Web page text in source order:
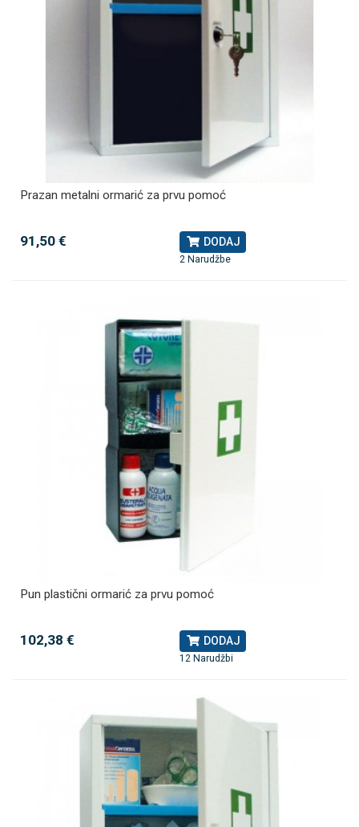
Prazan metalni ormarić za prvu pomoć
91,50 € DODAJ
2 Narudžbe
Pun plastični ormarić za prvu pomoć
102,38 € DODAJ
12 Narudžbi